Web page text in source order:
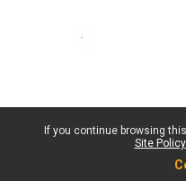
If you continue browsing
Site Policy